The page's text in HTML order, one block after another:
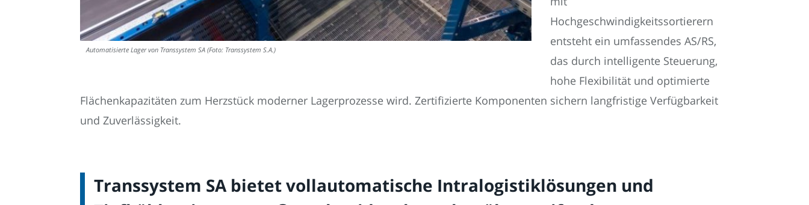
Automatisierte Lager von Transsystem SA (Foto: Transsystem S.A.)
Hochgeschwindigkeitssortierern
entsteht ein umfassendes AS/RS,
das durch intelligente Steuerung,
hohe Flexibilität und optimierte
Flächenkapazitäten zum Herzstück moderner Lagerprozesse wird. Zertifizierte Komponenten sichern langfristige Verfügbarkeit
und Zuverlässigkeit.
Transsystem SA bietet vollautomatische Intralogistiklösungen und